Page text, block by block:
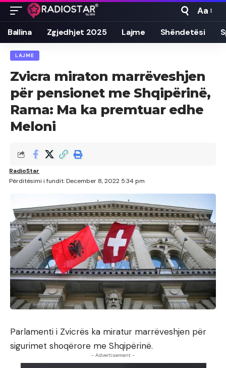
Font
Resizer
Aa
Ballina Zgjedhjet 2025 Lajme Shëndetësi
LAJME
Zvicra miraton marrëveshjen
për pensionet me Shqipërinë,
Rama: Ma ka premtuar edhe
Meloni
Përditësimi i fundit: December 8, 2022 5:34 pm
RadioStar
Parlamenti i Zvicrës ka miratur marrëveshjen për
sigurimet shoqërore me Shqipërinë.
- Advertisement -